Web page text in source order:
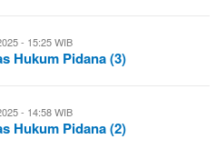
- 15:25 WIB
Hukum Pidana (3)
- 14:58 WIB
Hukum Pidana (2)